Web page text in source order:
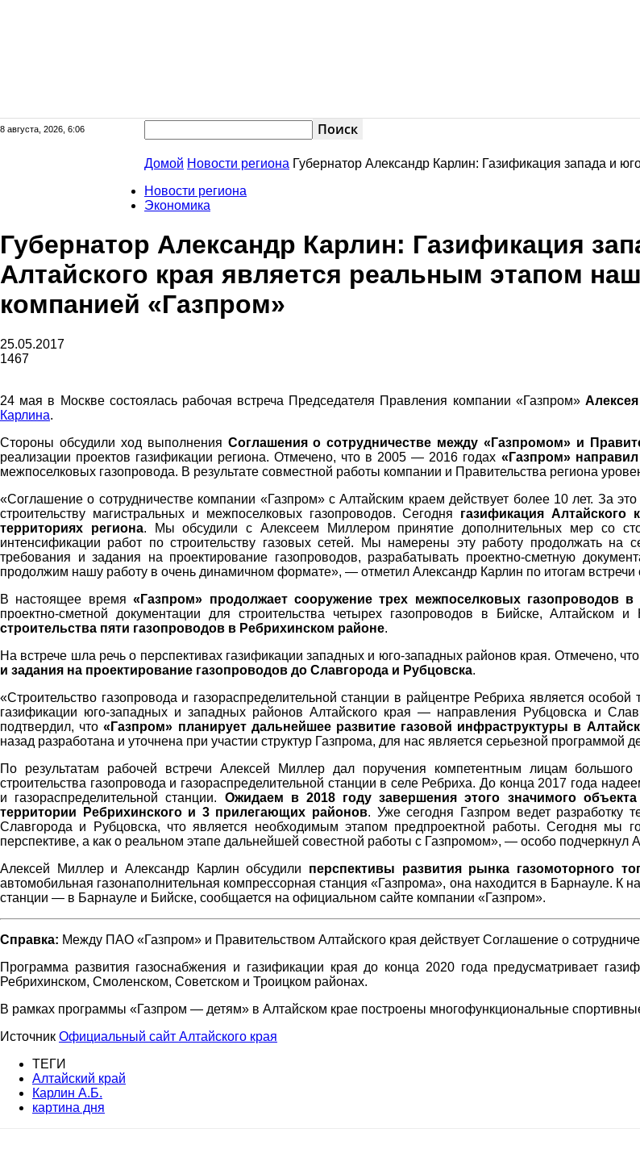
8 августа, 2026, 6:06
газеты
|
район
края
Домой Новости региона Губернатор Александр Карлин: Газификация запада и
Новости региона
Экономика
Губернатор Александр Карлин: Газификация
Алтайского края является реальным этапом
компанией «Газпром»
25.05.2017
1467
24 мая в Москве состоялась рабочая встреча Председателя Правления компании «Газпром»
Карлина.
Стороны обсудили ход выполнения Соглашения о сотрудничестве между «Газпромом» и
реализации проектов газификации региона. Отмечено, что в 2005 — 2016 годах «Газпром»
межпоселковых газопровода. В результате совместной работы компании и Правительства региона
«Cоглашение о сотрудничестве компании «Газпром» с Алтайским краем действует более 10 лет. За
строительству магистральных и межпоселковых газопроводов. Сегодня газификация
территориях региона. Мы обсудили с Алексеем Миллером принятие дополнительных мер со
интенсификации работ по строительству газовых сетей. Мы намерены эту работу продолжать на
требования и задания на проектирование газопроводов, разрабатывать проектно-сметную
продолжим нашу работу в очень динамичном формате», — отметил Александр Карлин по итогам
В настоящее время«Газпром» продолжает сооружение трех межпоселковых газопроводов
проектно-сметной документации для строительства четырех газопроводов в Бийске, Алтайском и
строительства пяти газопроводов в Ребрихинском районе.
На встрече шла речь о перспективах газификации западных и юго-западных районов края. Отмечено, что
и задания на проектирование газопроводов до Славгорода и Рубцовска.
«Строительство газопровода и газораспределительной станции в райцентре Ребриха является
газификации юго-западных и западных районов Алтайского края — направления Рубцовска и
подтвердил, что«Газпром» планирует дальнейшее развитие газовой инфраструктуры в
назад разработана и уточнена при участии структур Газпрома, для нас является серьезной программой
По результатам рабочей встречи Алексей Миллер дал поручения компетентным лицам
строительства газопровода и газораспределительной станции в селе Ребриха. До конца 2017 года
и газораспределительной станции. Ожидаем в 2018 году завершения этого значимого
территории Ребрихинского и 3 прилегающих районов. Уже сегодня Газпром ведет разработку
Славгорода и Рубцовска, что является необходимым этапом предпроектной работы. Сегодня мы
перспективе, а как о реальном этапе дальнейшей совестной работы с Газпромом», — особо подчеркнул
Алексей Миллер и Александр Карлин обсудили перспективы развития рынка газомоторного
автомобильная газонаполнительная компрессорная станция «Газпрома», она находится в Барнауле. К
станции — в Барнауле и Бийске, сообщается на официальном сайте компании «Газпром».
Справка: Между ПАО «Газпром» и Правительством Алтайского края действует Соглашение о
Программа развития газоснабжения и газификации края до конца 2020 года предусматривает
Ребрихинском, Смоленском, Советском и Троицком районах.
В рамках программы «Газпром — детям» в Алтайском крае построены многофункциональные
Источник Официальный сайт Алтайского края
ТЕГИ
Алтайский край
Карлин А.Б.
картина дня